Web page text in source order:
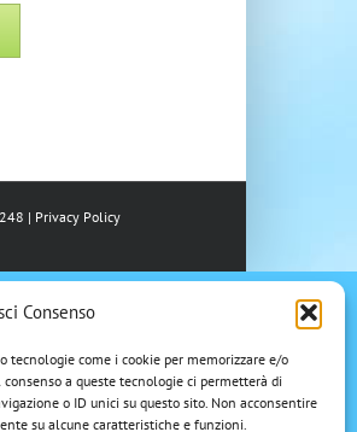
Consenso
come i cookie per memorizzare e/o
a queste tecnologie ci permetterà di
o ID unici su questo sito. Non acconsentire
su alcune caratteristiche e funzioni.
| Privacy Policy